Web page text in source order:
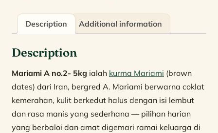
Description Additional information
Description
Mariami A no.2- 5kg ialah kurma Mariami (brown
dates) dari Iran, bergred A. Mariami berwarna coklat
kemerahan, kulit berkedut halus dengan isi lembut
dan rasa manis yang sederhana — pilihan harian
yang berbaloi dan amat digemari ramai keluarga di